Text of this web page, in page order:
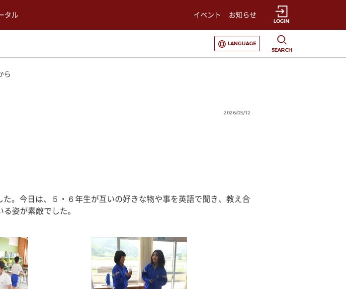
タル イベント お知らせ
LOGIN
選択すると言語の切替が発生します
LANGUAGE
SEARCH
ら
2026/05/12
。今日は、５・６年生が互いの好きな物や事を英語で聞き、教え合
姿が素敵でした。